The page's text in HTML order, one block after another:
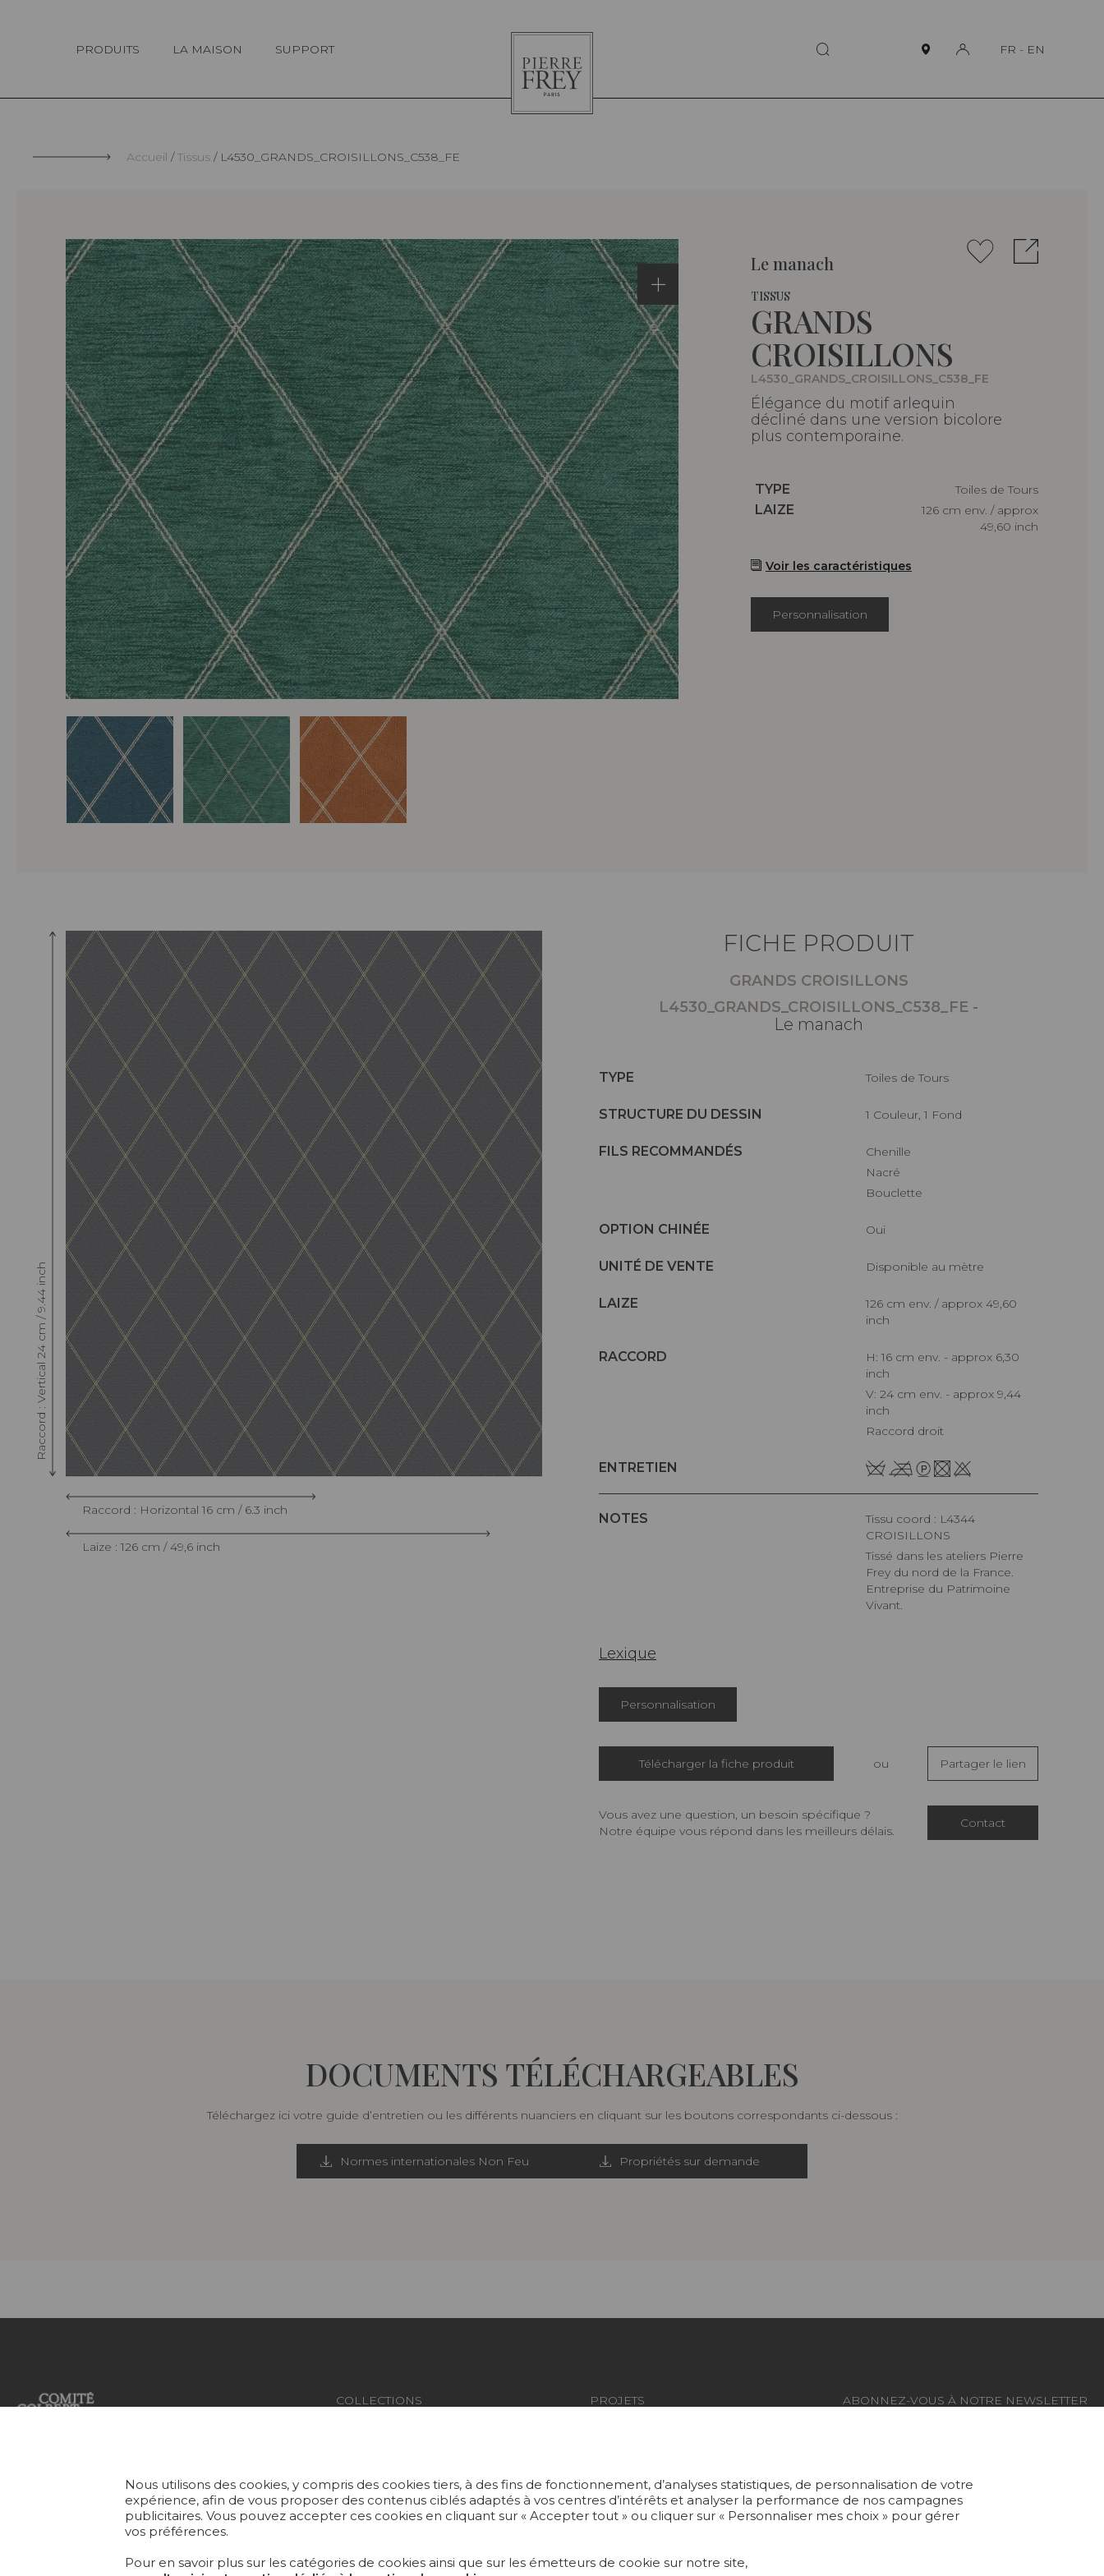
PRODUITS LA MAISON SUPPORT
Pierre
Frey
FR - EN
Accueil Tissus L4530_GRANDS_CROISILLONS_C538_FE
Le manach
TISSUS
GRANDS
CROISILLONS
L4530_GRANDS_CROISILLONS_C538_FE
Élégance du motif arlequin
décliné dans une version bicolore
plus contemporaine.
Caractéristiques
TYPE
Toiles de Tours
Caractéristiques
LAIZE
126 cm env. / approx
49,60 inch
Voir les caractéristiques
Personnalisation
Raccord : Vertical 24 cm / 9.44 inch
Raccord : Horizontal 16 cm / 6.3 inch
Laize : 126 cm / 49,6 inch
FICHE PRODUIT
GRANDS CROISILLONS
L4530_GRANDS_CROISILLONS_C538_FE -
Le manach
TYPE Toiles de Tours
STRUCTURE DU DESSIN 1 Couleur, 1 Fond
FILS RECOMMANDÉS
Chenille
Nacré
Bouclette
OPTION CHINÉE Oui
UNITÉ DE VENTE Disponible au mètre
LAIZE
126 cm env. / approx 49,60
inch
RACCORD
H: 16 cm env. - approx 6,30
inch
V: 24 cm env. - approx 9,44
inch
Raccord droit
ENTRETIEN
NOTES
Tissu coord : L4344
CROISILLONS
Tissé dans les ateliers Pierre
Frey du nord de la France.
Entreprise du Patrimoine
Vivant.
Lexique
Personnalisation
Télécharger la fiche produit ou Partager le lien
Vous avez une question, un besoin spécifique ?
Notre équipe vous répond dans les meilleurs délais.
Contact
DOCUMENTS TÉLÉCHARGEABLES
Téléchargez ici votre guide d’entretien ou les différents nuanciers en cliquant sur les boutons correspondants ci-dessous :
Normes internationales Non Feu Propriétés sur demande
l’éclectisme assumé qui crée,
édite et fabrique des étoffes, des
papiers peints, des tapis sur-
mesure et du mobilier
COLLECTIONS
TAPIS ET MOQUETTES
PROJETS
LA MAISON
ABONNEZ-VOUS À NOTRE NEWSLETTER
Nous utilisons des cookies, y compris des cookies tiers, à des fins de fonctionnement, d’analyses statistiques, de personnalisation de votre
expérience, afin de vous proposer des contenus ciblés adaptés à vos centres d’intérêts et analyser la performance de nos campagnes
publicitaires. Vous pouvez accepter ces cookies en cliquant sur « Accepter tout » ou cliquer sur « Personnaliser mes choix » pour gérer
vos préférences.
Pour en savoir plus sur les catégories de cookies ainsi que sur les émetteurs de cookie sur notre site,